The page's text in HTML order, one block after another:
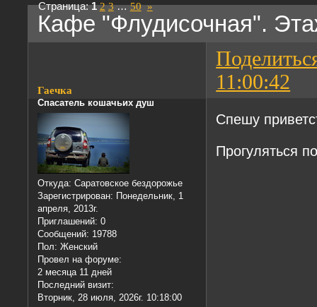
Кафе "Флудисочная".
Страница:1 2 3 … 50 »
11:00:42
Гаечка
Спасатель кошачьих душ
Откуда: Саратовское бездорожье
Зарегистрирован: Понедельник, 1
апреля, 2013г.
Приглашений: 0
Сообщений: 19788
Пол: Женский
Провел на форуме:
2 месяца 11 дней
Последний визит:
Вторник, 28 июля, 2026г. 10:18:00
Спешу
Прогуляться